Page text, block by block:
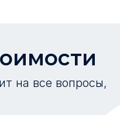
на все вопросы,